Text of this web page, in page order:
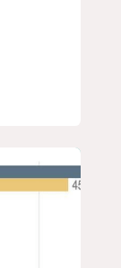
遷行
個修
，同
但期